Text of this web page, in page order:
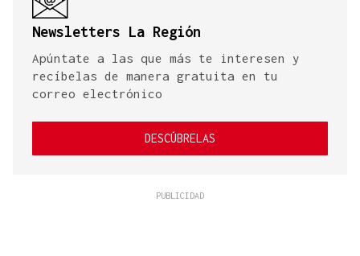
Newsletters La Región
Apúntate a las que más te interesen y
recíbelas de manera gratuita en tu
correo electrónico
DESCÚBRELAS